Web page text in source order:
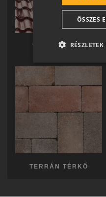
TERRÁN TETŐ
TERRÁN TÉRKŐ
ÖSSZES